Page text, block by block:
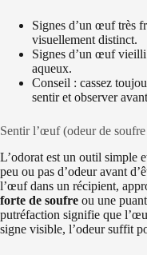
Signes d’un œuf très
visuellement distinct.
Signes d’un œuf
aqueux.
Conseil : cassez
sentir et observer
Sentir l’œuf (odeur de
L’odorat est un outil simple
peu ou pas d’odeur avant
l’œuf dans un récipient,
forte de soufre ou une
putréfaction signifie que
signe visible, l’odeur suffit